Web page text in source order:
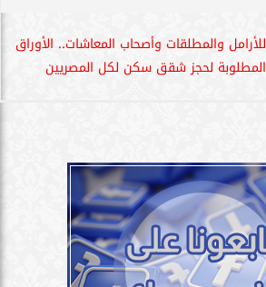
للأرامل والمطلقات وأصحاب المعاشات.. الأوراق
المطلوبة لحجز شقق سكن لكل المصريين